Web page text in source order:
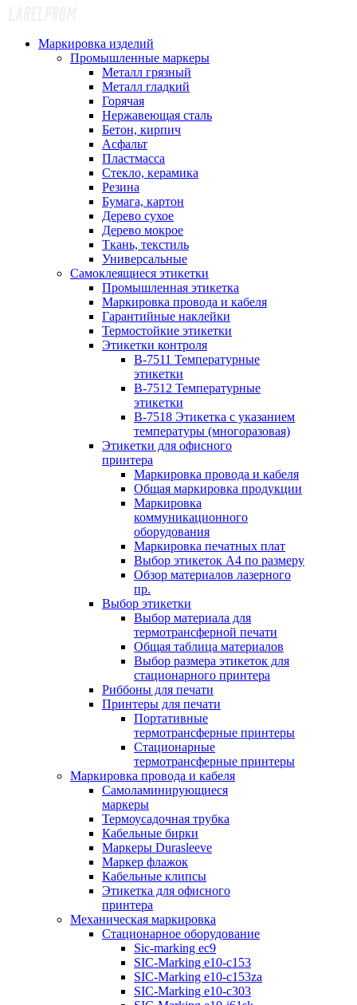
Маркировка изделий
Промышленные маркеры
Металл грязный
Металл гладкий
Горячая
Нержавеющая сталь
Бетон, кирпич
Асфальт
Пластмасса
Стекло, керамика
Резина
Бумага, картон
Дерево сухое
Дерево мокрое
Ткань, текстиль
Универсальные
Самоклеящиеся этикетки
Промышленная этикетка
Маркировка провода и кабеля
Гарантийные наклейки
Термостойкие этикетки
Этикетки контроля
B-7511 Температурные
этикетки
B-7512 Температурные
этикетки
B-7518 Этикетка с указанием
температуры (многоразовая)
Этикетки для офисного
принтера
Маркировка провода и кабеля
Общая маркировка продукции
Маркировка
коммуникационного
оборудования
Маркировка печатных плат
Выбор этикеток А4 по размеру
Обзор материалов лазерного
пр.
Выбор этикетки
Выбор материала для
термотрансферной печати
Общая таблица материалов
Выбор размера этикеток для
стационарного принтера
Риббоны для печати
Принтеры для печати
Портативные
термотрансферные принтеры
Стационарные
термотрансферные принтеры
Маркировка провода и кабеля
Самоламинирующиеся
маркеры
Термоусадочная трубка
Кабельные бирки
Маркеры Durasleeve
Маркер флажок
Кабельные клипсы
Этикетка для офисного
принтера
Механическая маркировка
Стационарное оборудование
Sic-marking ec9
SIC-Marking e10-c153
SIC-Marking e10-c153za
SIC-Marking e10-c303